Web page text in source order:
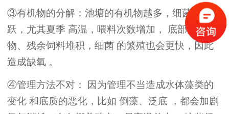
③有机物的分解： 池塘的有机物越多，细菌就越活
跃，尤其夏季 高温 ， 喂料次数增加 ， 底部的排泄
物、 残余饲料堆积，细菌 的繁殖也会更快，因此
造成缺氧 。
④管理方法不对 ： 因为管理不当造成水体藻类的
变化 和底质的恶化 ， 比如 倒藻、泛底 ， 都会加剧